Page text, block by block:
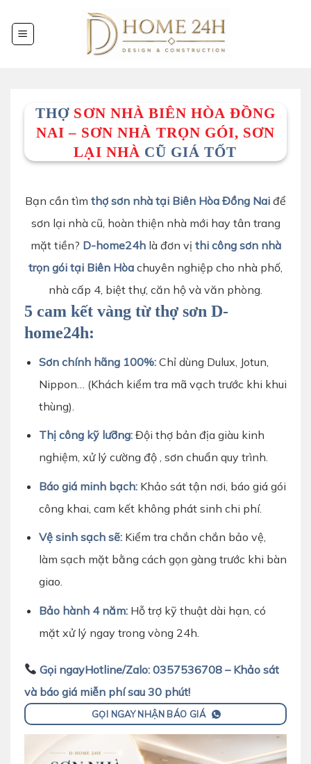
đến
nội
THỢ SƠN NHÀ BIÊN HÒA ĐỒNG
NAI – SƠN NHÀ TRỌN GÓI, SƠN
LẠI NHÀ CŨ GIÁ TỐT
Bạn cần tìm thợ sơn nhà tại Biên Hòa Đồng Nai để
sơn lại nhà cũ, hoàn thiện nhà mới hay tân trang
mặt tiền? D-home24hlà đơn vị thi công sơn nhà
trọn gói tại Biên Hòa chuyên nghiệp cho nhà phố,
nhà cấp 4, biệt thự, căn hộ và văn phòng.
5 cam kết vàng từ thợ sơn D-
home24h:
Sơn chính hãng 100%:Chỉ dùng Dulux, Jotun,
Nippon… (Khách kiểm tra mã vạch trước khi khui
thùng).
Thị công kỹ lưỡng:Đội thợ bản địa giàu kinh
nghiệm, xử lý cường độ , sơn chuẩn quy trình.
Báo giá minh bạch:Khảo sát tận nơi, báo giá gói
công khai, cam kết không phát sinh chi phí.
Vệ sinh sạch sẽ:Kiểm tra chắn chắn bảo vệ,
làm sạch mặt bằng cách gọn gàng trước khi bàn
giao.
Bảo hành 4 năm:Hỗ trợ kỹ thuật dài hạn, có
mặt xử lý ngay trong vòng 24h.
Gọi ngayHotline/Zalo: 0357536708 – Khảo sát
và báo giá miễn phí sau 30 phút!
GỌI NGAY NHẬN BÁO GIÁ